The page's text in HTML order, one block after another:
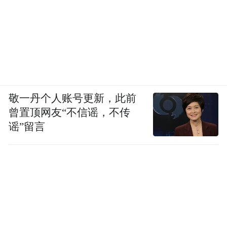
敬一丹个人账号更新，此前
曾置顶网友“不信谣，不传
谣”留言